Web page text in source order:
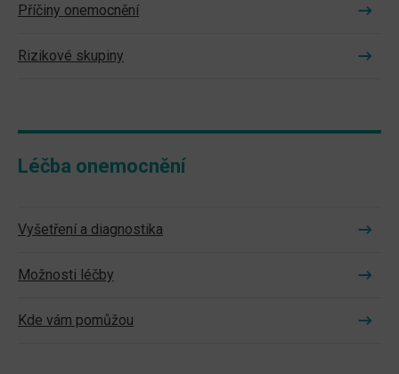
Příčiny onemocnění
Rizikové skupiny
Léčba onemocnění
Vyšetření a diagnostika
Možnosti léčby
Kde vám pomůžou